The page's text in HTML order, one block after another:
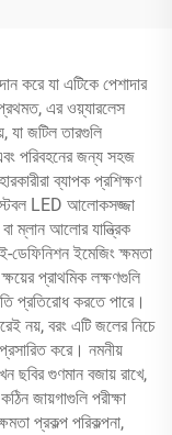
করে যা এটিকে পেশাদার
এর ওয়্যারলেস
যা জটিল তারগুলি
পরিবহনের জন্য সহজ
ব্যাপক প্রশিক্ষণ
LED আলোকসজ্জা
ম্লান আলোর যান্ত্রিক
ডেফিনিশন ইমেজিং ক্ষমতা
প্রাথমিক লক্ষণগুলি
প্রতিরোধ করতে পারে।
নয়, বরং এটি জলের নিচে
করে। নমনীয়
ছবির গুণমান বজায় রাখে,
জায়গাগুলি পরীক্ষা
প্রকল্প পরিকল্পনা,